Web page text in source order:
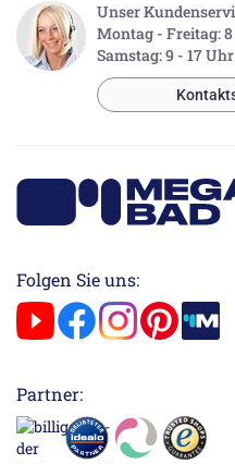
Unser
Montag - Freitag:
Samstag: 9 - 17 Uhr
Folgen Sie uns:
Partner: